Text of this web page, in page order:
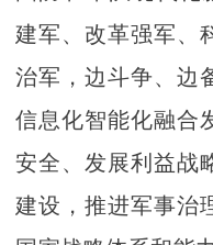
建军、改革强军、
治军，边斗争、边
信息化智能化融合
安全、发展利益战
建设，推进军事治